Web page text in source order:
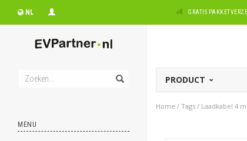
NL GRATIS
MENU
PRODUCT
Home / Tags / Laadkabel 4